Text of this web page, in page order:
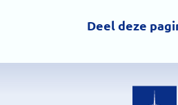
Deel deze